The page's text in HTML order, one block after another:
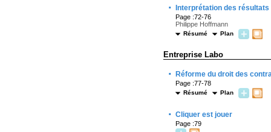
· Interprétation des
Page :72-76
Philippe Hoffmann
Résumé Plan
Entreprise Labo
· Réforme du droit des
Page :77-78
Résumé Plan
· Cliquer est jouer
Page :79